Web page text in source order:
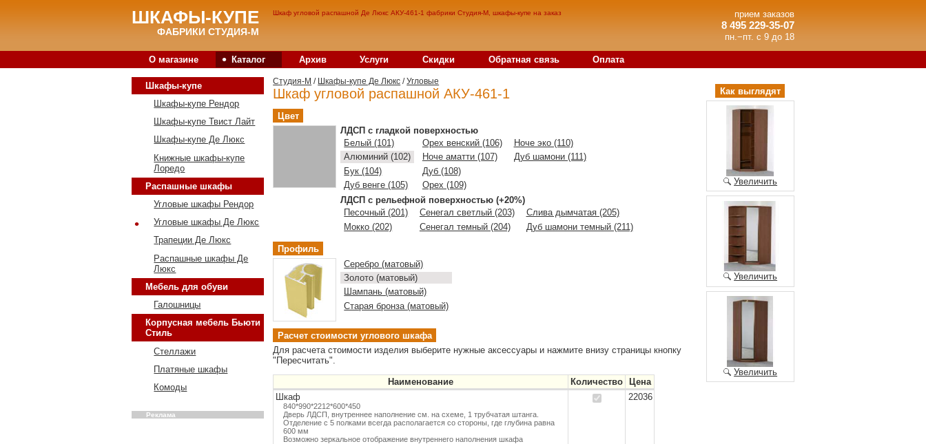
Шкаф угловой распашной Де Люкс АКУ-461-1 фабрики Студия-М, шкафы-купе на заказ
ШКАФЫ-КУПЕ
ФАБРИКИ СТУДИЯ-М
прием заказов
8 495 229-35-07
пн.−пт. с 9 до 18
О магазине • Каталог Архив Услуги Скидки Обратная связь Оплата
Студия-M / Шкафы-купе Де Люкс /Угловые
Шкаф угловой распашной АКУ-461-1
Цвет
ЛДСП с гладкой поверхностью
Белый (101)
Алюминий (102)
Бук (104)
Дуб венге (105)
Орех венский (106)
Ноче аматти (107)
Дуб (108)
Орех (109)
Ноче эко (110)
Дуб шамони (111)
ЛДСП с рельефной поверхностью (+20%)
Песочный (201)
Мокко (202)
Сенегал светлый (203)
Сенегал темный (204)
Слива дымчатая (205)
Дуб шамони темный (211)
Профиль
Серебро (матовый)
Золото (матовый)
Шампань (матовый)
Старая бронза (матовый)
Расчет стоимости углового шкафа
Для расчета стоимости изделия выберите нужные аксессуары и нажмите внизу страницы кнопку
"Пересчитать".
Наименование Количество Цена
Шкаф
840*990*2212*600*450
Дверь ЛДСП, внутреннее наполнение см. на схеме, 1 трубчатая штанга.
Отделение с 5 полками всегда располагается со стороны, где глубина равна
600 мм
Возможно зеркальное отображение внутреннего наполнения шкафа
22036
Как выглядят
Увеличить
Увеличить
Увеличить
Шкафы-купе
Шкафы-купе Рендор
Шкафы-купе Твист Лайт
Шкафы-купе Де Люкс
Книжные шкафы-купе
Лоредо
Распашные шкафы
Угловые шкафы Рендор
Угловые шкафы Де Люкс
•
Трапеции Де Люкс
Распашные шкафы Де
Люкс
Мебель для обуви
Галошницы
Корпусная мебель Бьюти
Стиль
Стеллажи
Платяные шкафы
Комоды
Реклама